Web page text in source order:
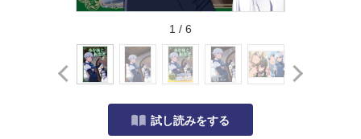
1 / 6
試し読みをする